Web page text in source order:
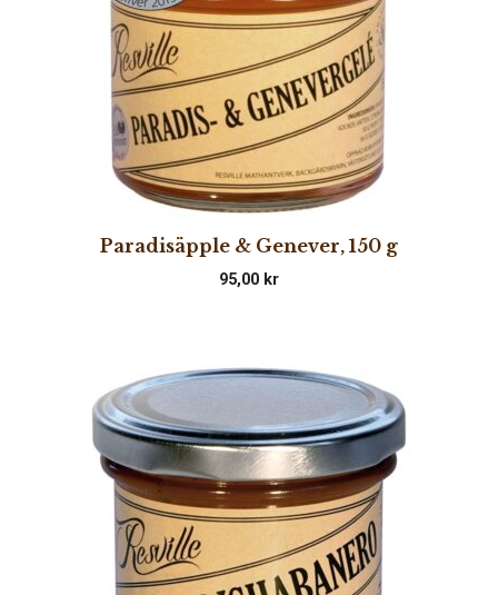
Paradisäpple & Genever, 150 g
95,00 kr